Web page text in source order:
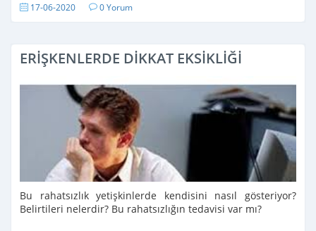
17-06-2020 0 Yorum
ERİŞKENLERDE DİKKAT EKSİKLİĞİ
Bu rahatsızlık yetişkinlerde kendisini nasıl gösteriyor?
Belirtileri nelerdir? Bu rahatsızlığın tedavisi var mı?